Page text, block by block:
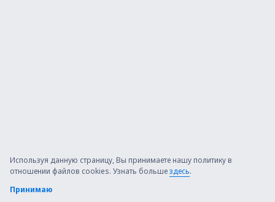
Используя данную страницу, Вы принимаете нашу политику в
отношении файлов cookies. Узнать большездесь.
Принимаю